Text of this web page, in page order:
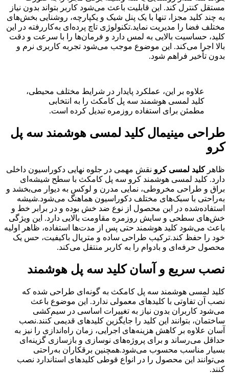
مستقل کنترل کند. این قابلیت باعث می‌شود کاربر بتواند بدون نیاز
به چند کلید مجزا، تنها با یک پنل شیک و یکپارچه، روشنایی بخش‌های
مختلف فضا را مدیریت نماید.تکنولوژی تاچ پرده‌ای به‌کاررفته در این
کلید، حساسیت بالایی به لمس دارد و فرمان‌ها را با سرعت و دقت
بالا اجرا می‌کند. این موضوع موجب می‌شود تجربه کاربری نرم و
بدون تأخیر فراهم شود.
علاوه بر این، عملکرد پایدار در شرایط مختلف محیطی،
کلید لمسی هوشمند سه پل کامکث را به انتخابی
مطمئن برای استفاده روزمره تبدیل کرده است.
طراحی مینیمال کلید لمسی هوشمند سه پل
کرو
ظاهرکلید لمسی کرو نقش مهمی در جلوه نهایی دکوراسیون داخلی
دارد. کلید لمسی هوشمند کرو سه پل کامکث با سطح شیشه‌ای
براق و طراحی مخروطی، نمایی مدرن و لوکس به دیوار می‌بخشد و
به‌راحتی با سبک‌های مختلف دکوراسیون هماهنگ می‌شود.شیشه
استفاده‌شده در این محصول از نوع ضد خش بوده و در برابر خط و
خش‌های سطحی و سایش روزمره مقاومت بالایی دارد. این ویژگی
باعث می‌شود کلید هوشمند حتی پس از مدت‌ها استفاده، ظاهر اولیه
خود را حفظ کند.ترکیب طراحی ساده و متریال باکیفیت، حس یک
محصول حرفه‌ای و بادوام را به کاربر منتقل می‌کند.
نصب سریع و آسان کلید سه پل هوشمند
کلید لمسی هوشمند سه پل کامکث به گونه‌ای طراحی شده که
نصب آن تفاوتی با کلیدهای معمولی ندارد. این موضوع باعث
می‌شود کاربران بدون نیاز به تغییرات اساسی در سیم‌کشی
ساختمان، بتوانند این کلید را جایگزین کلیدهای قدیمی کنند.نصب
آسان علاوه بر کاهش هزینه‌های اجرایی، زمان راه‌اندازی را نیز به
حداقل می‌رساند و برای پروژه‌های نوسازی و بازسازی گزینه‌ای
بسیار مناسب محسوب می‌شود.همچنین برقکاران به‌راحتی
می‌توانند این محصول را در انواع قوطی کلیدهای استاندارد نصب
کنند.